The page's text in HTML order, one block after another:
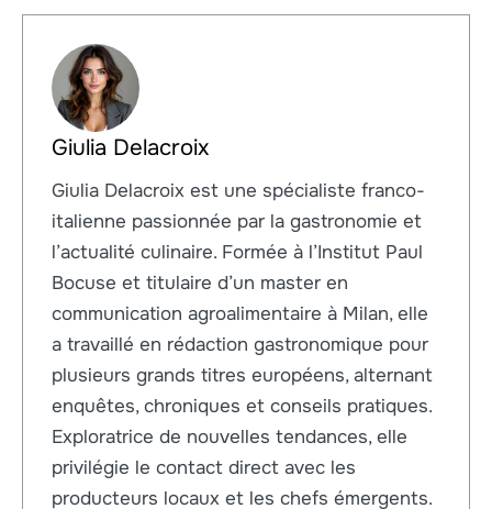
Giulia Delacroix
Giulia Delacroix est une spécialiste franco-
italienne passionnée par la gastronomie et
l’actualité culinaire. Formée à l’Institut Paul
Bocuse et titulaire d’un master en
communication agroalimentaire à Milan, elle
a travaillé en rédaction gastronomique pour
plusieurs grands titres européens, alternant
enquêtes, chroniques et conseils pratiques.
Exploratrice de nouvelles tendances, elle
privilégie le contact direct avec les
producteurs locaux et les chefs émergents.